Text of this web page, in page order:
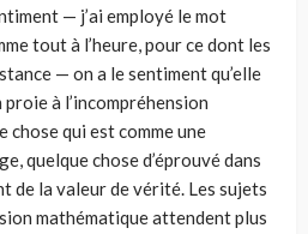
— j’ai employé le mot
tout à l’heure, pour ce dont les
— on a le sentiment qu’elle
à l’incompréhension
chose qui est comme une
quelque chose d’éprouvé dans
de la valeur de vérité. Les sujets
mathématique attendent plus